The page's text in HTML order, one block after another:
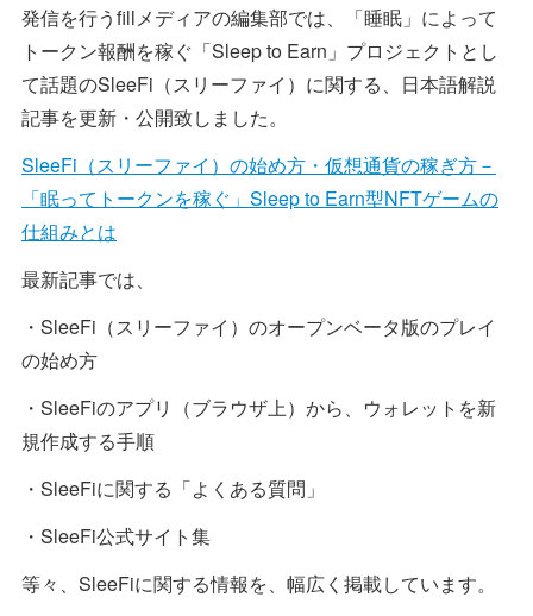
発信を行うfillメディアの編集部では、「睡眠」によって
トークン報酬を稼ぐ「Sleep to Earn」プロジェクトとし
て話題のSleeFi（スリーファイ）に関する、日本語解説
記事を更新・公開致しました。
SleeFi（スリーファイ）の始め方・仮想通貨の稼ぎ方－
「眠ってトークンを稼ぐ」Sleep to Earn型NFTゲームの
仕組みとは
最新記事では、
・SleeFi（スリーファイ）のオープンベータ版のプレイ
の始め方
・SleeFiのアプリ（ブラウザ上）から、ウォレットを新
規作成する手順
・SleeFiに関する「よくある質問」
・SleeFi公式サイト集
等々、SleeFiに関する情報を、幅広く掲載しています。